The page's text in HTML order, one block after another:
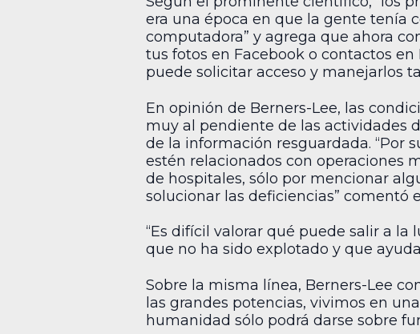
era una época en que la gente tenía
computadora” y agrega que ahora
tus fotos en Facebook o contactos
puede solicitar acceso y manejarlos
En opinión de Berners-Lee, las
muy al pendiente de las actividades
de la información resguardada. “Por
estén relacionados con operaciones
de hospitales, sólo por mencionar
solucionar las deficiencias” comentó
“Es difícil valorar qué puede salir a la
que no ha sido explotado y que
Sobre la misma línea, Berners-Lee
las grandes potencias, vivimos en
humanidad sólo podrá darse sobre